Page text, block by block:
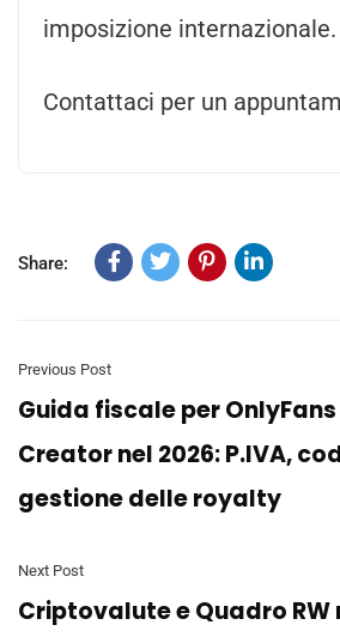
imposizione internazionale.
Contattaci per un
Share:
Previous Post
Guida fiscale per
Creator nel 2026: P.IVA,
gestione delle royalty
Next Post
Criptovalute e Quadro RW